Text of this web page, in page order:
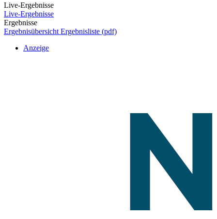
Live-Ergebnisse
Live-Ergebnisse
Ergebnisse
Ergebnisübersicht Ergebnisliste (pdf)
Anzeige